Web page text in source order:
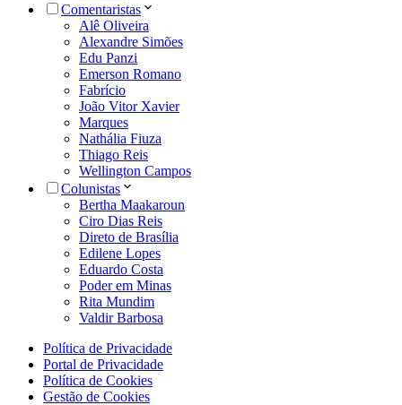
Comentaristas
Alê Oliveira
Alexandre Simões
Edu Panzi
Emerson Romano
Fabrício
João Vitor Xavier
Marques
Nathália Fiuza
Thiago Reis
Wellington Campos
Colunistas
Bertha Maakaroun
Ciro Dias Reis
Direto de Brasília
Edilene Lopes
Eduardo Costa
Poder em Minas
Rita Mundim
Valdir Barbosa
Política de Privacidade
Portal de Privacidade
Política de Cookies
Gestão de Cookies